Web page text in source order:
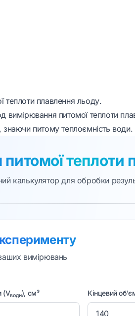
теплоти плавлення льоду.
вимірювання питомої теплоти
знаючи питому теплоємність води.
теплоти
калькулятор для обробки
вимірювань
(Vводи), см³ Кінцевий